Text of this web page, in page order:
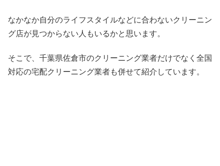
なかなか自分のライフスタイルなどに合わないクリーニン
グ店が見つからない人もいるかと思います。
そこで、千葉県佐倉市のクリーニング業者だけでなく全国
対応の宅配クリーニング業者も併せて紹介しています。